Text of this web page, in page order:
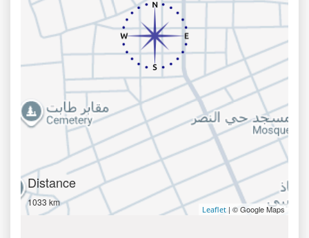
Distance
1033 km
Leaflet | © Google Maps